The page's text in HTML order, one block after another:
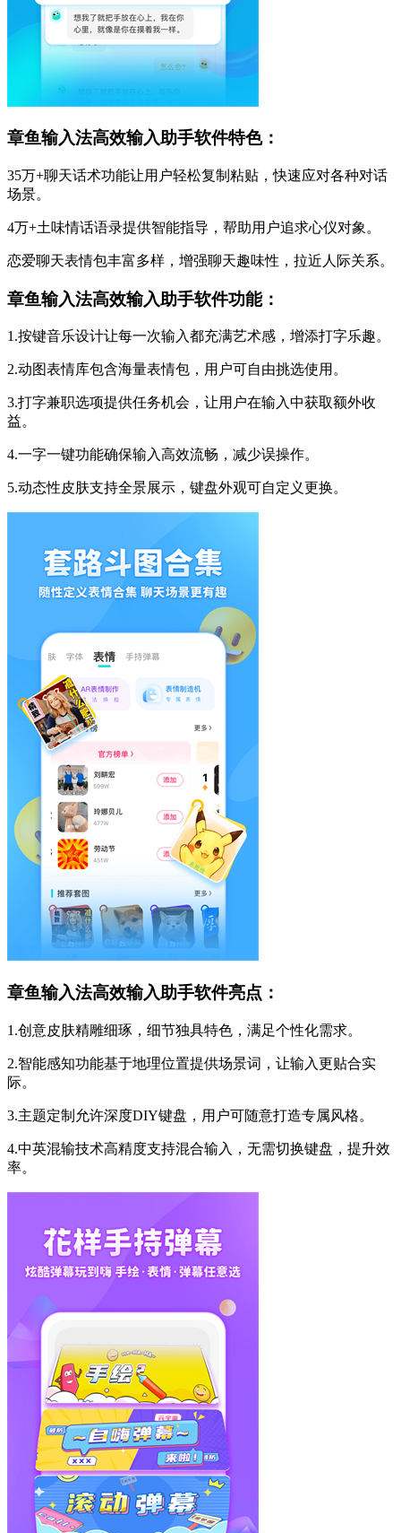
章鱼输入法高效输入助手软件特色：
35万+聊天话术功能让用户轻松复制粘贴，快速应对各种对话
场景。
4万+土味情话语录提供智能指导，帮助用户追求心仪对象。
恋爱聊天表情包丰富多样，增强聊天趣味性，拉近人际关系。
章鱼输入法高效输入助手软件功能：
1.按键音乐设计让每一次输入都充满艺术感，增添打字乐趣。
2.动图表情库包含海量表情包，用户可自由挑选使用。
3.打字兼职选项提供任务机会，让用户在输入中获取额外收
益。
4.一字一键功能确保输入高效流畅，减少误操作。
5.动态性皮肤支持全景展示，键盘外观可自定义更换。
章鱼输入法高效输入助手软件亮点：
1.创意皮肤精雕细琢，细节独具特色，满足个性化需求。
2.智能感知功能基于地理位置提供场景词，让输入更贴合实
际。
3.主题定制允许深度DIY键盘，用户可随意打造专属风格。
4.中英混输技术高精度支持混合输入，无需切换键盘，提升效
率。